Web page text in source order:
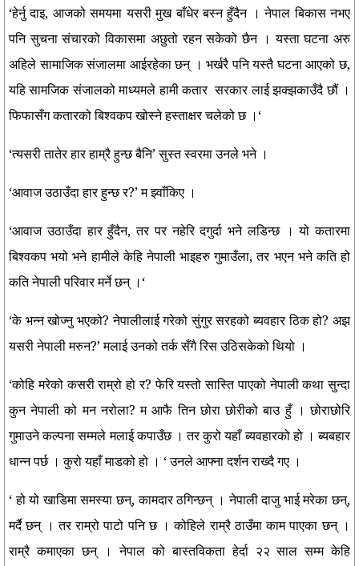
‘हेर्नु दाइ, आजको समयमा यसरी मुख बाँधेर बस्न हुँदैन । नेपाल बिकास नभए
पनि सुचना संचारको विकासमा अछुतो रहन सकेको छैन । यस्ता घटना अरु
अहिले सामाजिक संजालमा आईरहेका छन् । भर्खरै पनि यस्तै घटना आएको छ,
यहि सामजिक संजालको माध्यमले हामी कतार सरकार लाई झक्झकाउँदै छौं ।
फिफासँग कतारको बिश्वकप खोस्ने हस्ताक्षर चलेको छ ।‘
‘त्यसरी तातेर हार हाम्रै हुन्छ बैनि’ सुस्त स्वरमा उनले भने ।
‘आवाज उठाउँदा हार हुन्छ र?’ म झ्वाँकिए ।
‘आवाज उठाउँदा हार हुँदैन, तर पर नहेरि दगुर्दा भने लडिन्छ । यो कतारमा
बिश्वकप भयो भने हामीले केहि नेपाली भाइहरु गुमाउँला, तर भएन भने कति हो
कति नेपाली परिवार मर्ने छन् ।‘
‘के भन्न खोज्नु भएको? नेपालीलाई गरेको सुंगुर सरहको ब्यवहार ठिक हो? अझ
यसरी नेपाली मरुन?’ मलाई उनको तर्क सँगै रिस उठिसकेको थियो ।
‘कोहि मरेको कसरी राम्रो हो र? फेरि यस्तो सास्ति पाएको नेपाली कथा सुन्दा
कुन नेपाली को मन नरोला? म आफै तिन छोरा छोरीको बाउ हुँ । छोराछोरि
गुमाउने कल्पना सम्मले मलाई कपाउँछ । तर कुरो यहाँ ब्यवहारको हो । ब्यबहार
धान्न पर्छ । कुरो यहाँ माडको हो । ‘ उनले आफ्ना दर्शन राख्दै गए ।
‘ हो यो खाडिमा समस्या छन्, कामदार ठगिन्छन् । नेपाली दाजु भाई मरेका छन्,
मर्दै छन् । तर राम्रो पाटो पनि छ । कोहिले राम्रै ठाउँमा काम पाएका छन् ।
राम्रै कमाएका छन् । नेपाल को बास्तविकता हेर्दा २२ साल सम्म केहि